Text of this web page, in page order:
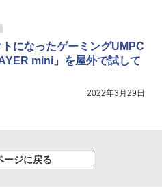
になったゲーミングUMPC
mini」を屋外で試して
2022年3月29日
ージに戻る